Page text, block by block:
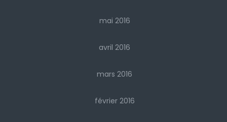
mai 2016
avril 2016
mars 2016
février 2016